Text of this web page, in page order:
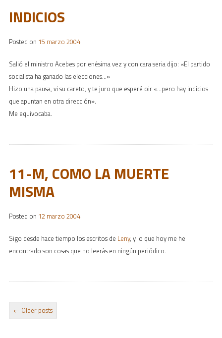
INDICIOS
Posted on 15 marzo 2004
Salió el ministro Acebes por enésima vez y con cara seria dijo: «El partido
socialista ha ganado las elecciones…»
Hizo una pausa, vi su careto, y te juro que esperé oir «…pero hay indicios
que apuntan en otra dirección».
Me equivocaba.
11-M, COMO LA MUERTE
MISMA
Posted on 12 marzo 2004
Sigo desde hace tiempo los escritos de Leny, y lo que hoy me he
encontrado son cosas que no leerás en ningún periódico.
POST NAVIGATION
← Older posts